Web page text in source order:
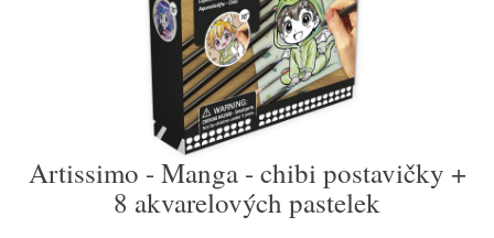
Artissimo - Manga - chibi postavičky +
8 akvarelových pastelek